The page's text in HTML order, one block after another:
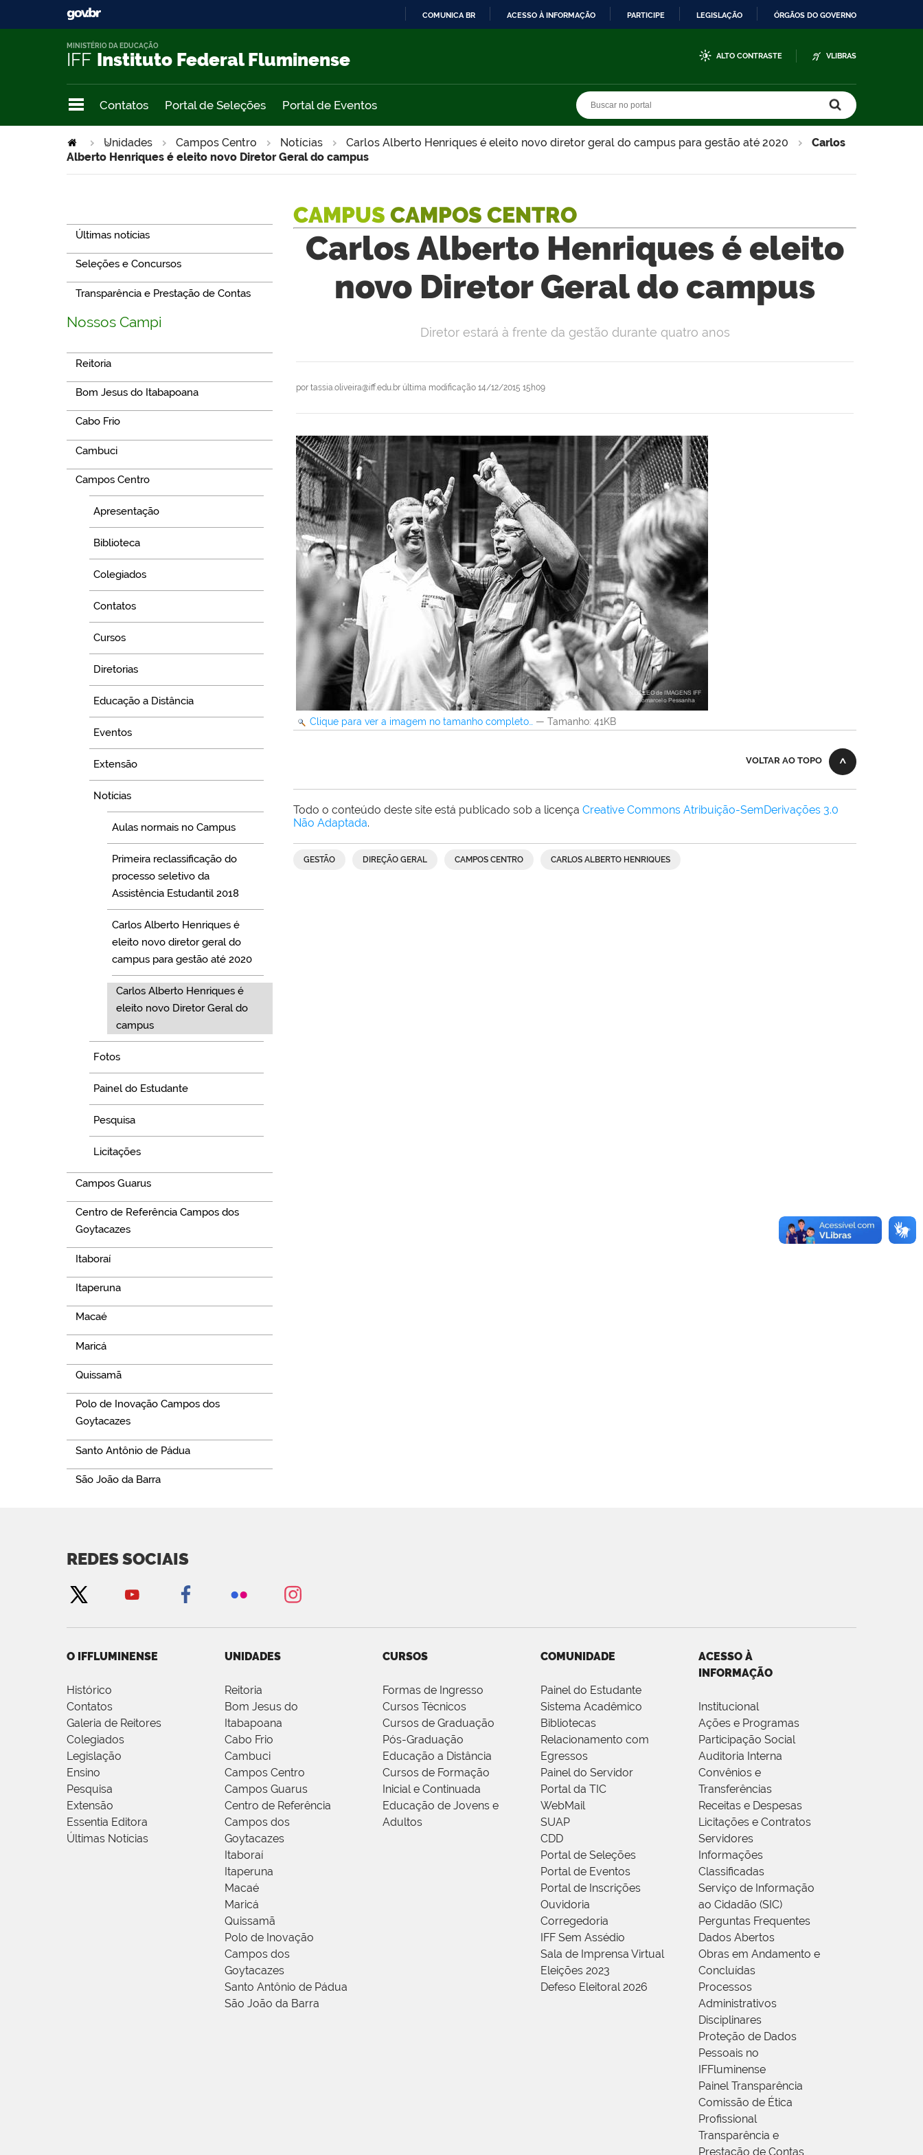
COMUNICA BR ACESSO À INFORMAÇÃO PARTICIPE LEGISLAÇÃO ÓRGÃOS DO GOVERNO
IFF Instituto Federal Fluminense
MINISTÉRIO DA EDUCAÇÃO
ALTO CONTRASTE VLIBRAS
Contatos Portal de Seleções Portal de Eventos
Unidades Campos Centro Notícias Carlos Alberto Henriques é eleito novo diretor geral do campus para gestão até 2020
>
Carlos
Alberto Henriques é eleito novo Diretor Geral do campus
Últimas notícias
Seleções e Concursos
Transparência e Prestação de Contas
Nossos Campi
Reitoria
Bom Jesus do Itabapoana
Cabo Frio
Cambuci
Campos Centro
Apresentação
Biblioteca
Colegiados
Contatos
Cursos
Diretorias
Educação a Distância
Eventos
Extensão
Notícias
Aulas normais no Campus
Primeira reclassificação do
processo seletivo da
Assistência Estudantil 2018
Carlos Alberto Henriques é
eleito novo diretor geral do
campus para gestão até 2020
Carlos Alberto Henriques é
eleito novo Diretor Geral do
campus
Fotos
Painel do Estudante
Pesquisa
Licitações
Campos Guarus
Centro de Referência Campos dos
Goytacazes
Itaboraí
Itaperuna
Macaé
Maricá
Quissamã
Polo de Inovação Campos dos
Goytacazes
Santo Antônio de Pádua
São João da Barra
CAMPUS CAMPOS CENTRO
Carlos Alberto Henriques é eleito
novo Diretor Geral do campus
por tassia.oliveira@iff.edu.br última modificação 14/12/2015 15h09
Diretor estará à frente da gestão durante quatro anos
Clique para ver a imagem no tamanho completo… — Tamanho: 41KB
VOLTAR AO TOPO
Todo o conteúdo deste site está publicado sob a licença Creative Commons Atribuição-SemDerivações 3.0
Não Adaptada.
GESTÃO DIREÇÃO GERAL CAMPOS CENTRO CARLOS ALBERTO HENRIQUES
REDES SOCIAIS
O IFFLUMINENSE
Histórico
Contatos
Galeria de Reitores
Colegiados
Legislação
Ensino
Pesquisa
Extensão
Essentia Editora
Últimas Notícias
UNIDADES
Reitoria
Bom Jesus do
Itabapoana
Cabo Frio
Cambuci
Campos Centro
Campos Guarus
Centro de Referência
Campos dos
Goytacazes
Itaboraí
Itaperuna
Macaé
Maricá
Quissamã
Polo de Inovação
Campos dos
Goytacazes
Santo Antônio de Pádua
São João da Barra
CURSOS
Formas de Ingresso
Cursos Técnicos
Cursos de Graduação
Pós-Graduação
Educação a Distância
Cursos de Formação
Inicial e Continuada
Educação de Jovens e
Adultos
COMUNIDADE
Painel do Estudante
Sistema Acadêmico
Bibliotecas
Relacionamento com
Egressos
Painel do Servidor
Portal da TIC
WebMail
SUAP
CDD
Portal de Seleções
Portal de Eventos
Portal de Inscrições
Ouvidoria
Corregedoria
IFF Sem Assédio
Sala de Imprensa Virtual
Eleições 2023
Defeso Eleitoral 2026
ACESSO À
INFORMAÇÃO
Institucional
Ações e Programas
Participação Social
Auditoria Interna
Convênios e
Transferências
Receitas e Despesas
Licitações e Contratos
Servidores
Informações
Classificadas
Serviço de Informação
ao Cidadão (SIC)
Perguntas Frequentes
Dados Abertos
Obras em Andamento e
Concluídas
Processos
Administrativos
Disciplinares
Proteção de Dados
Pessoais no
IFFluminense
Painel Transparência
Comissão de Ética
Profissional
Transparência e
Prestação de Contas